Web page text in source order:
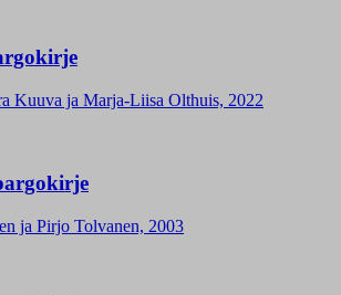
Kuuva ja Marja-Liisa Olthuis, 2022
ja Pirjo Tolvanen, 2003